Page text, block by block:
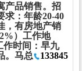
产品销售。招
求：年龄20-40
，有房地产销
）工作地
作时间：早九
。马总
133845